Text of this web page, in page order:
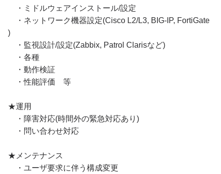
・ミドルウェアインストール/設定
・ネットワーク機器設定(Cisco L2/L3, BIG-IP, FortiGate
)
・監視設計/設定(Zabbix, Patrol Clarisなど)
・各種
・動作検証
・性能評価 等
★運用
・障害対応(時間外の緊急対応あり)
・問い合わせ対応
★メンテナンス
・ユーザ要求に伴う構成変更